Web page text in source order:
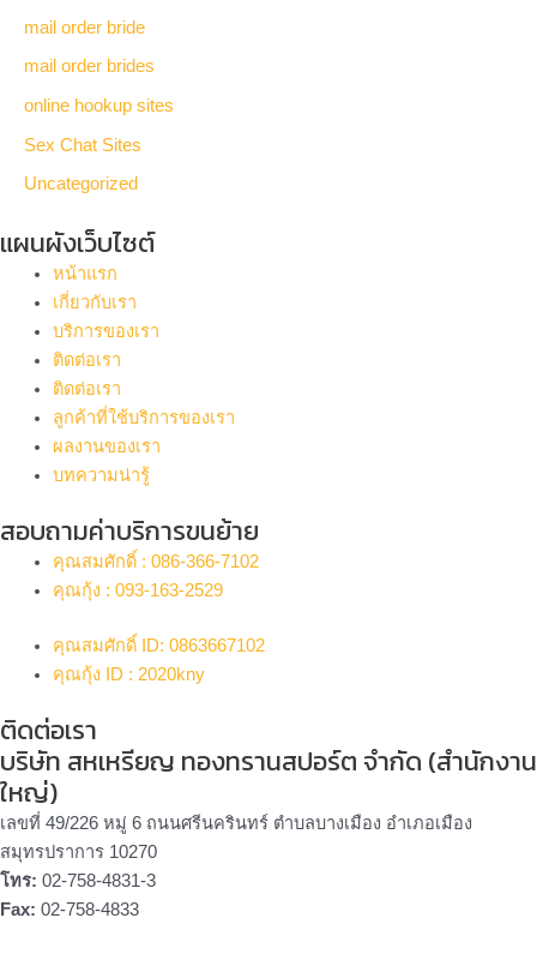
mail order bride
mail order brides
online hookup sites
Sex Chat Sites
Uncategorized
แผนผังเว็บไซต์
หน้าแรก
เกี่ยวกับเรา
บริการของเรา
ติดต่อเรา
ติดต่อเรา
ลูกค้าที่ใช้บริการของเรา
ผลงานของเรา
บทความน่ารู้
สอบถามค่าบริการขนย้าย
คุณสมศักดิ์ : 086-366-7102
คุณกุ้ง : 093-163-2529
คุณสมศักดิ์ ID: 0863667102
คุณกุ้ง ID : 2020kny
ติดต่อเรา
บริษัท สหเหรียญ ทองทรานสปอร์ต จำกัด (สำนักงาน
ใหญ่)
เลขที่ 49/226 หมู่ 6 ถนนศรีนครินทร์ ตำบลบางเมือง อำเภอเมือง
สมุทรปราการ 10270
โทร: 02-758-4831-3
Fax: 02-758-4833